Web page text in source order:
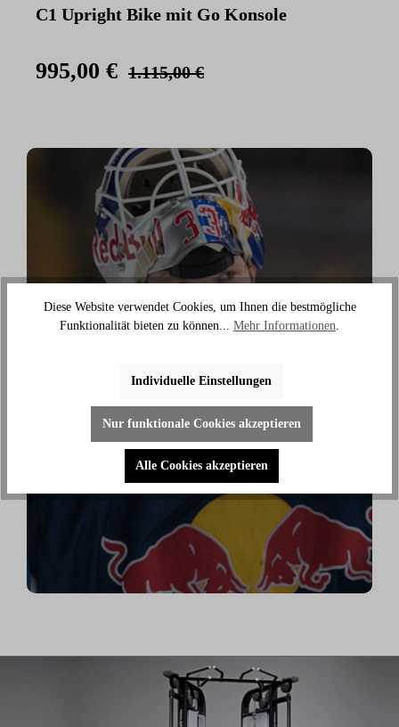
C1 Upright Bike mit Go Konsole
995,00 € 1.115,00 €
Danny aus den Birken
(Eishockey Olympionike & 3-facher deutscher
Meister)
außerhalb des Eises an meiner Fitness zu arbeiten."
›
Diese Website verwendet Cookies, um Ihnen die bestmögliche
Funktionalität bieten zu können... Mehr Informationen.
Individuelle Einstellungen
Nur funktionale Cookies akzeptieren
Alle Cookies akzeptieren